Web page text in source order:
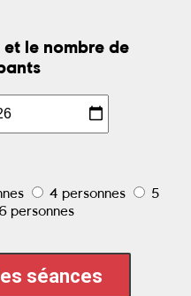
le nombre de
4 personnes
5
personnes